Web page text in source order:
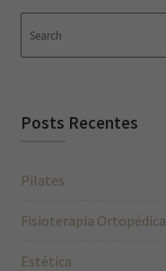
Posts Recentes
Pilates
Fisioterapia Ortopédica
Estética